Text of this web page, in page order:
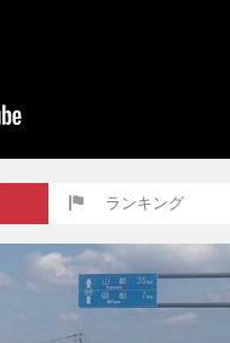
ランキング